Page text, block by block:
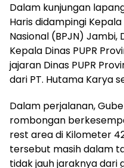
Dalam kunjungan
Haris didampingi
Nasional (BPJN) Jambi,
Kepala Dinas PUPR
jajaran Dinas PUPR
dari PT. Hutama Karya
Dalam perjalanan,
rombongan
rest area di Kilometer
tersebut masih dalam
tidak jauh jaraknya dari